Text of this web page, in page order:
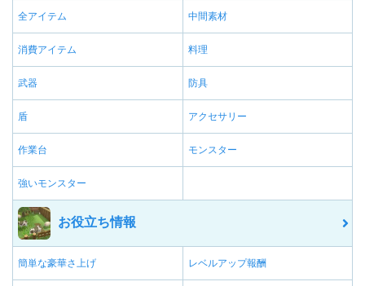
全アイテム 中間素材
消費アイテム 料理
武器 防具
盾 アクセサリー
作業台 モンスター
強いモンスター
お役立ち情報
簡単な豪華さ上げ レベルアップ報酬